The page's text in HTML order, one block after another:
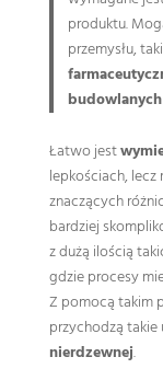
produktu.
przemysłu,
budowlanych
Łatwo jest
lepkościach, lecz
znaczących
bardziej
z dużą ilością
gdzie procesy
Z pomocą takim
przychodzą takie
nierdzewnej.